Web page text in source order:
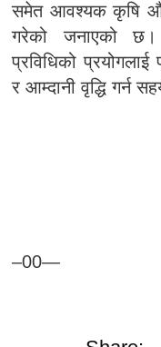
समेत आवश्यक कृषि
गरेको जनाएको
प्रविधिको प्रयोगलाई
र आम्दानी वृद्धि गर्न
–00—